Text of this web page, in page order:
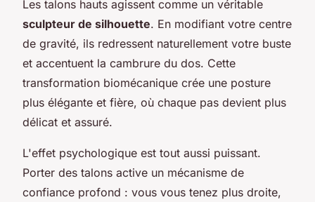
Les talons hauts agissent comme un véritable
sculpteur de silhouette. En modifiant votre centre
de gravité, ils redressent naturellement votre buste
et accentuent la cambrure du dos. Cette
transformation biomécanique crée une posture
plus élégante et fière, où chaque pas devient plus
délicat et assuré.
L'effet psychologique est tout aussi puissant.
Porter des talons active un mécanisme de
confiance profond : vous vous tenez plus droite,